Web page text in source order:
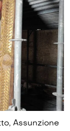
Assunzione